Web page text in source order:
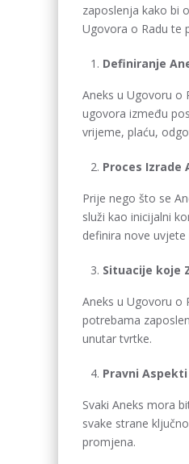
zaposlenja kako bi
Ugovora o Radu te
Definiranje
Aneks u Ugovoru o
ugovora između
vrijeme, plaću,
Proces Izrade
Prije nego što se
služi kao inicijalni
definira nove
Situacije koje
Aneks u Ugovoru o
potrebama
unutar tvrtke.
Pravni
Svaki Aneks mora
svake strane
promjena.